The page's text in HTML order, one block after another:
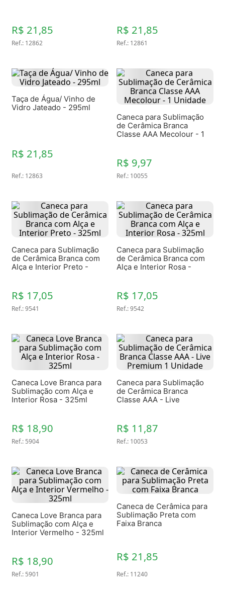
R$ 21,85
Ref.: 12862
R$ 21,85
Ref.: 12861
Taça de Água/ Vinho de
Vidro Jateado - 295ml
R$ 21,85
Ref.: 12863
Caneca para Sublimação
de Cerâmica Branca
Classe AAA Mecolour - 1
R$ 9,97
Ref.: 10055
Caneca para Sublimação
de Cerâmica Branca com
Alça e Interior Preto -
R$ 17,05
Ref.:9541
Caneca para Sublimação
de Cerâmica Branca com
Alça e Interior Rosa -
R$ 17,05
Ref.:9542
Caneca Love Branca para
Sublimação com Alça e
Interior Rosa - 325ml
R$ 18,90
Ref.: 5904
Caneca para Sublimação
de Cerâmica Branca
Classe AAA - Live
R$ 11,87
Ref.: 10053
Caneca Love Branca para
Sublimação com Alça e
Interior Vermelho - 325ml
R$ 18,90
Ref.: 5901
Caneca de Cerâmica para
Sublimação Preta com
Faixa Branca
R$ 21,85
Ref.: 11240